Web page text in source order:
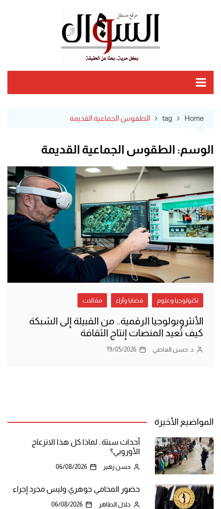
Home
tag الطقوس الجماعية القديمة
الوسم: الطقوس الجماعية القديمة
تكنولوجيا وعلوم قضايا وآراء مقالات
الأنثروبولوجيا الرقمية.. من القبيلة إلى الشبكة
كيف تُعيد المنصات إنتاج الثقافة
د. حسن العاصي 19/05/2026
المواضيع الأخيرة
أحداث سبتة.. لماذا كل هذا الانزعاج
الأوروبي؟
حسن زهير 06/08/2026
حضور المحامي جوهري وليس مجرد إجراء
جلال الطاهر 06/08/2026